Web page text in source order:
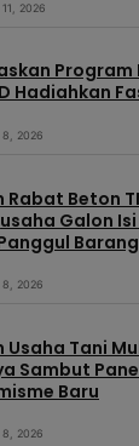
2026
Hadiahkan
8, 2026
Rabat Beton
Galon
Barang
8, 2026
Usaha Tani
Sambut
Baru
8, 2026